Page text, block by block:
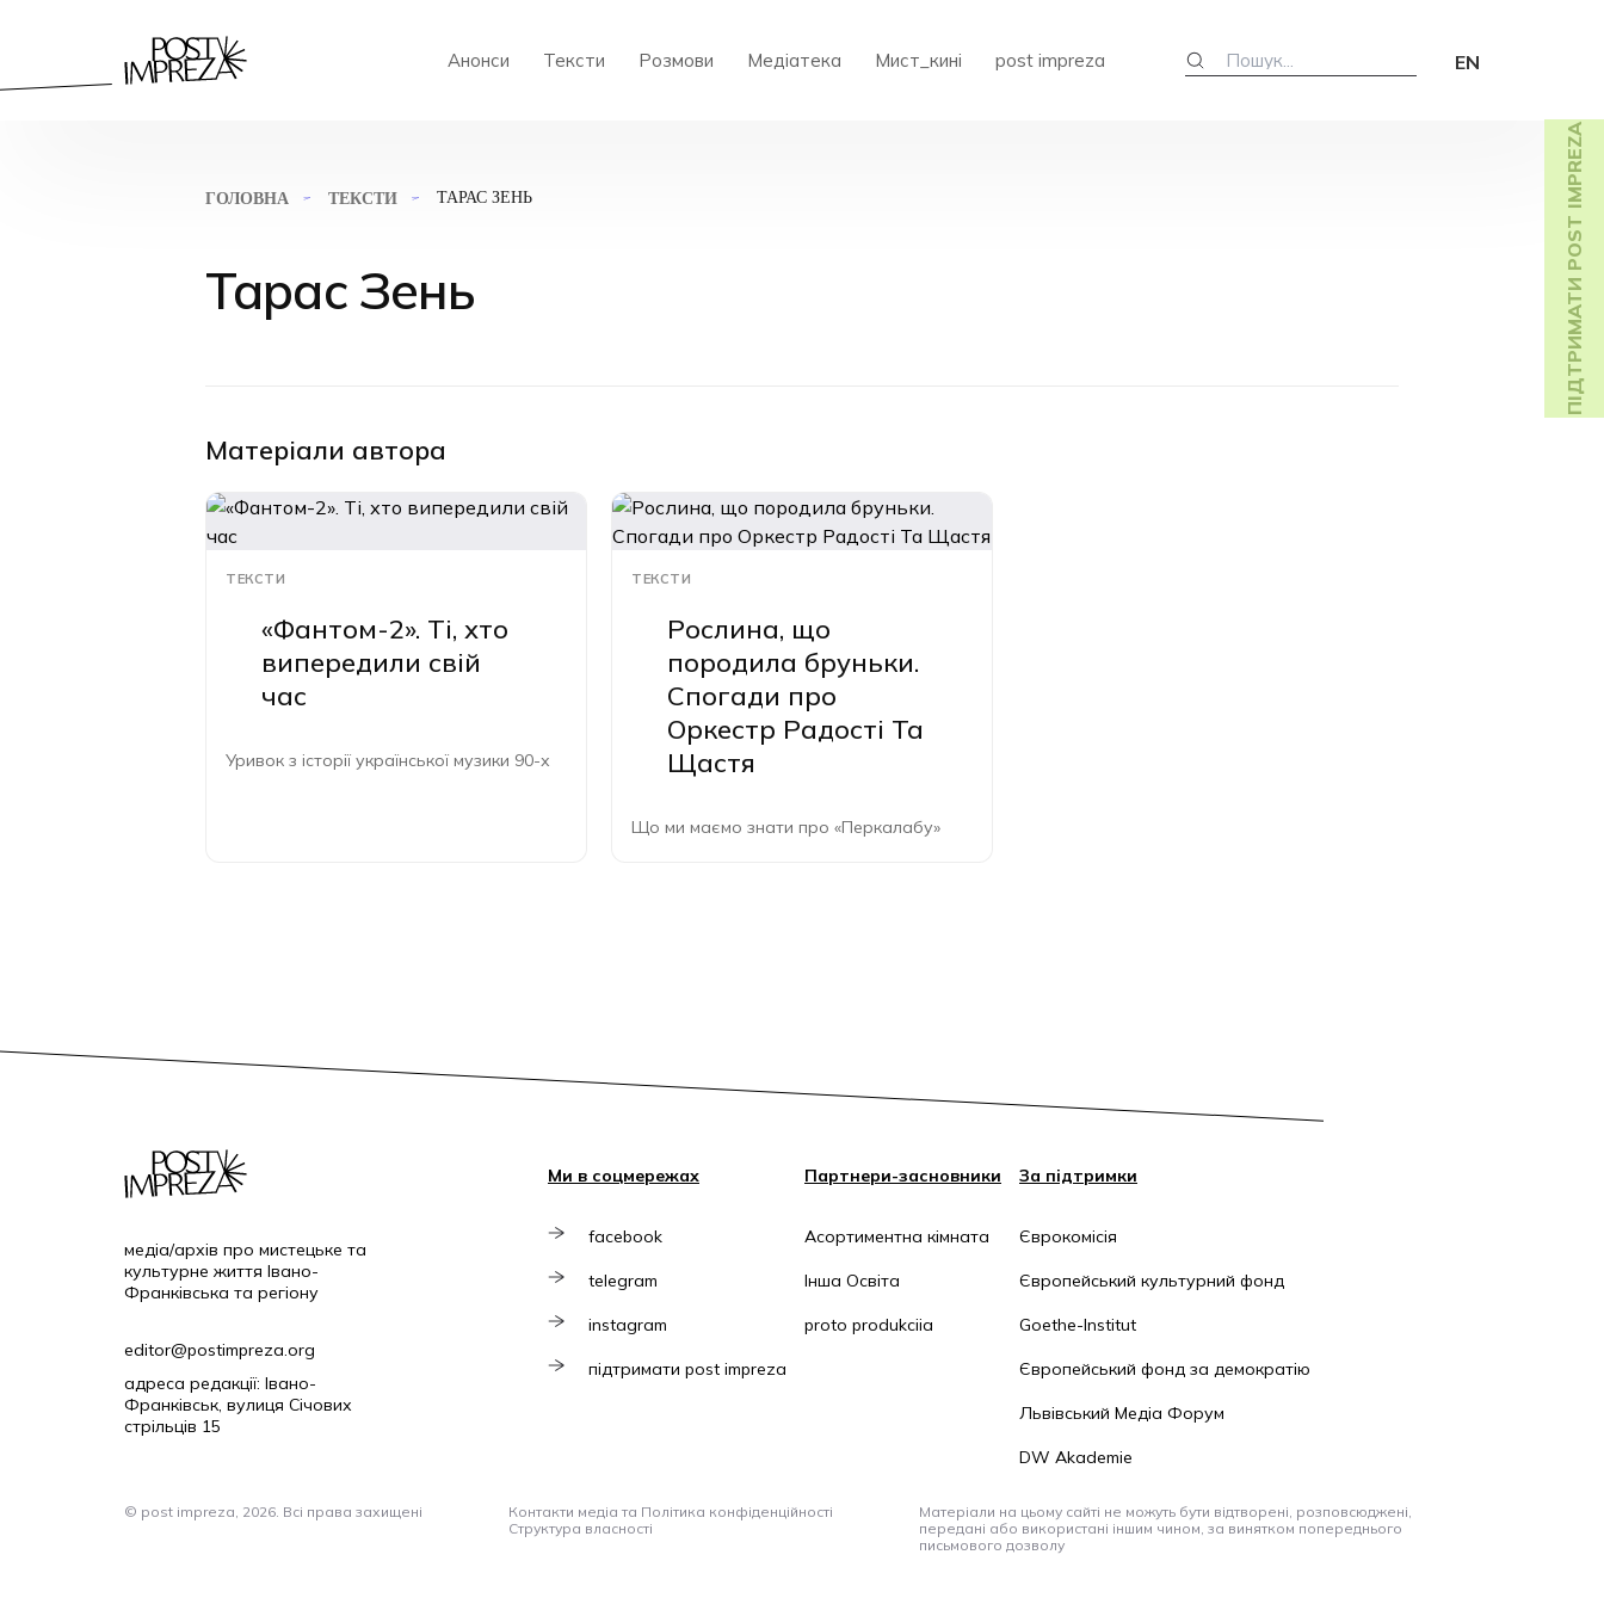
Анонси Тексти Розмови Медіатека Мист_кині post impreza EN
ПІДТРИМАТИ POST IMPREZA
ГОЛОВНА ТЕКСТИ ТАРАС ЗЕНЬ
Тарас Зень
Матеріали автора
ТЕКСТИ
«Фантом-2». Ті, хто
випередили свій
час
Уривок з історії української музики 90-х
ТЕКСТИ
Рослина, що
породила бруньки.
Спогади про
Оркестр Радості Та
Щастя
Що ми маємо знати про «Перкалабу»
медіа/архів про мистецьке та
культурне життя Івано-
Франківська та регіону
editor@postimpreza.org
адреса редакції: Івано-
Франківськ, вулиця Січових
стрільців 15
Ми в соцмережах
facebook
telegram
instagram
підтримати post impreza
Партнери-засновники
Асортиментна кімната
Інша Освіта
proto produkciia
За підтримки
Єврокомісія
Європейський культурний фонд
Goethe-Institut
Європейський фонд за демократію
Львівський Медіа Форум
DW Akademie
© post impreza, 2026. Всі права захищені
Контакти медіа та Політика конфіденційності
Структура власності
Матеріали на цьому сайті не можуть бути відтворені, розповсюджені,
передані або використані іншим чином, за винятком попереднього
письмового дозволу